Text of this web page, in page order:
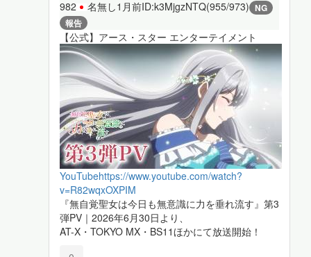
982 名無し1月前ID:k3MjgzNTQ(955/973) NG
報告
【公式】アース・スター エンターテイメント
YouTubehttps://www.youtube.com/watch?
v=R82wqxOXPIM
『無自覚聖女は今日も無意識に力を垂れ流す』第3
弾PV｜2026年6月30日より、
AT-X・TOKYO MX・BS11ほかにて放送開始！